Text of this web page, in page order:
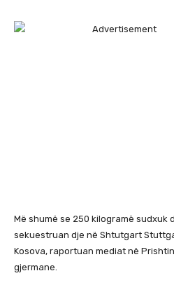
Më shumë se 250 kilogramë sudxuk
sekuestruan dje në Shtutgart
Kosova, raportuan mediat në
gjermane.